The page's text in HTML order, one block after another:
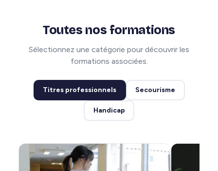
Toutes nos formations
Sélectionnez une catégorie pour découvrir les
formations associées.
Titres professionnels Secourisme
Handicap